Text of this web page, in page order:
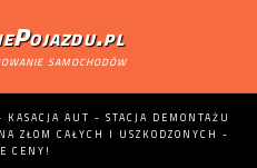
samochodów
AUT - STACJA DEMONTAŻU
ZŁOM CAŁYCH I USZKODZONYCH -
CENY!